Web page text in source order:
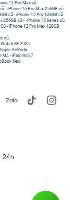
17 Pro Max cũ
- iPhone 16 Pro Max 256GB cũ
cũ-iPhone 15 Pro 128GB cũ
256GB cũ- iPhone 15 Series cũ
-iPhone 12 Pro Max 128GB
cũ
Watch SE 2025
Apple AirPods
M4 -iPad mini 7
Neo
24h